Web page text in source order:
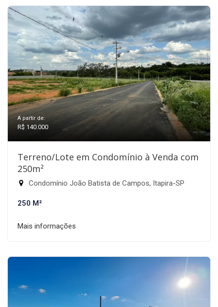
A partir de:
R$ 140.000
Terreno/Lote em Condomínio à Venda com
250m²
Condomínio João Batista de Campos, Itapira-SP
250 M²
Mais informações